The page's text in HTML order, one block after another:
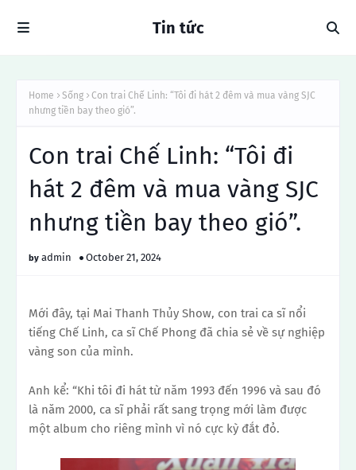
Tin tức
Home Sống
Con trai Chế Linh: “Tôi đi hát 2 đêm và mua vàng SJC
nhưng tiền bay theo gió”.
Con trai Chế Linh: “Tôi đi
hát 2 đêm và mua vàng SJC
nhưng tiền bay theo gió”.
admin October 21, 2024
Mới đây, tại Mai Thanh Thủy Show, con trai ca sĩ nổi
tiếng Chế Linh, ca sĩ Chế Phong đã chia sẻ về sự nghiệp
vàng son của mình.
Anh kể: “Khi tôi đi hát từ năm 1993 đến 1996 và sau đó
là năm 2000, ca sĩ phải rất sang trọng mới làm được
một album cho riêng mình vì nó cực kỳ đắt đỏ.